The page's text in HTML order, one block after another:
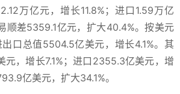
万亿元，增长11.8%；进口1.59万亿
顺差5359.1亿元，扩大40.4%。按美元
口总值5504.5亿美元，增长4.1%。其
元，增长7.1%；进口2355.3亿美元，增
亿美元，扩大34.1%。